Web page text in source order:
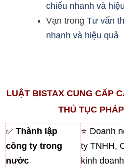
chiếu nhanh và
Vạn trong Tư vấn
nhanh và hiệu quả
LUẬT BISTAX CUNG CẤP
THỦ TỤC
✅ Thành lập
công ty trong
nước
⭐ Doanh
ty TNHH,
kinh doanh